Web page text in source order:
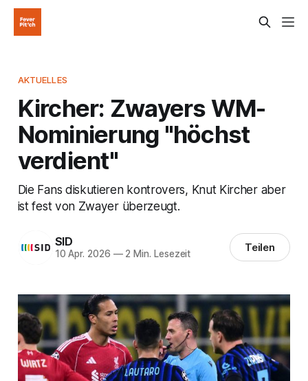
AKTUELLES
Kircher: Zwayers WM-
Nominierung "höchst
verdient"
Die Fans diskutieren kontrovers, Knut Kircher aber
ist fest von Zwayer überzeugt.
SID
10 Apr. 2026 —2 Min. Lesezeit Teilen